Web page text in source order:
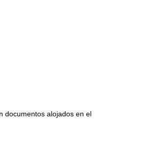
documentos alojados en el